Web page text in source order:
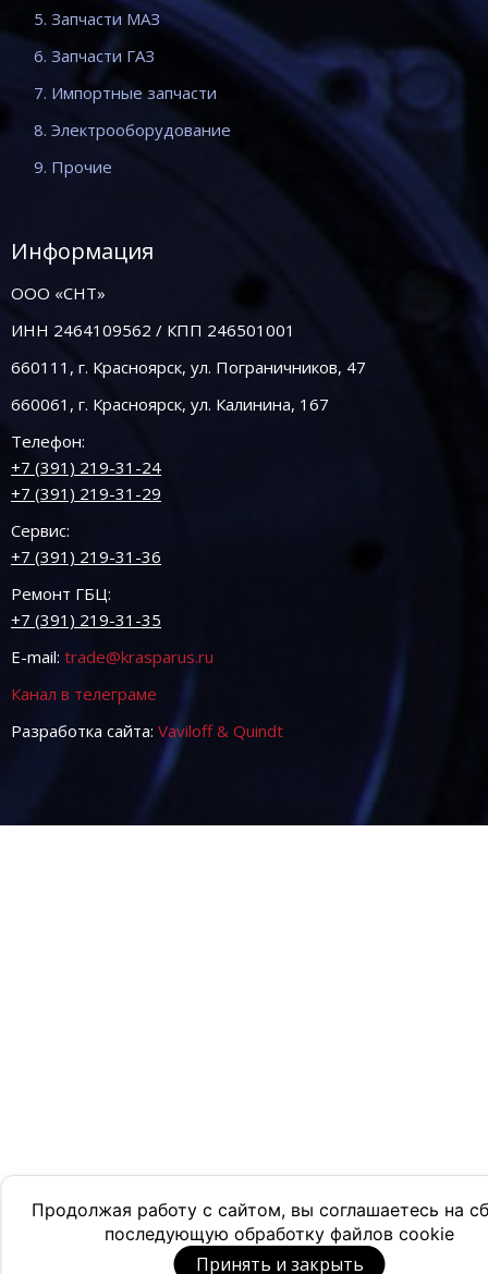
Продолжая работу с сайтом, вы соглашаетесь на
последующую обработку файлов cookie
Принять и закрыть
5. Запчасти МАЗ
6. Запчасти ГАЗ
7. Импортные запчасти
8. Электрооборудование
9. Прочие
Информация
ООО «СНТ»
ИНН 2464109562 / КПП 246501001
660111, г. Красноярск, ул. Пограничников, 47
660061, г. Красноярск, ул. Калинина, 167
Телефон:
+7 (391) 219-31-24
+7 (391) 219-31-29
Сервис:
+7 (391) 219-31-36
Ремонт ГБЦ:
+7 (391) 219-31-35
E-mail: trade@krasparus.ru
Канал в телеграме
Разработка сайта: Vaviloff & Quindt